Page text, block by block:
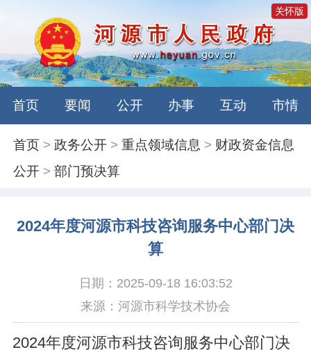
关怀版
首页 要闻 公开 办事 互动 市情
首页 >政务公开 >重点领域信息 > 财政资金信息
公开 >部门预决算
2024年度河源市科技咨询服务中心部门决
算
日期：2025-09-18 16:03:52
来源：河源市科学技术协会
2024年度河源市科技咨询服务中心部门决